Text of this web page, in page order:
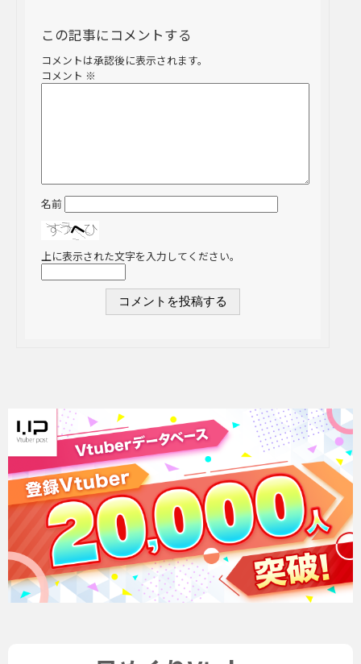
この記事にコメントする
コメントは承認後に表示されます。
コメント ※
名前
上に表示された文字を入力してください。